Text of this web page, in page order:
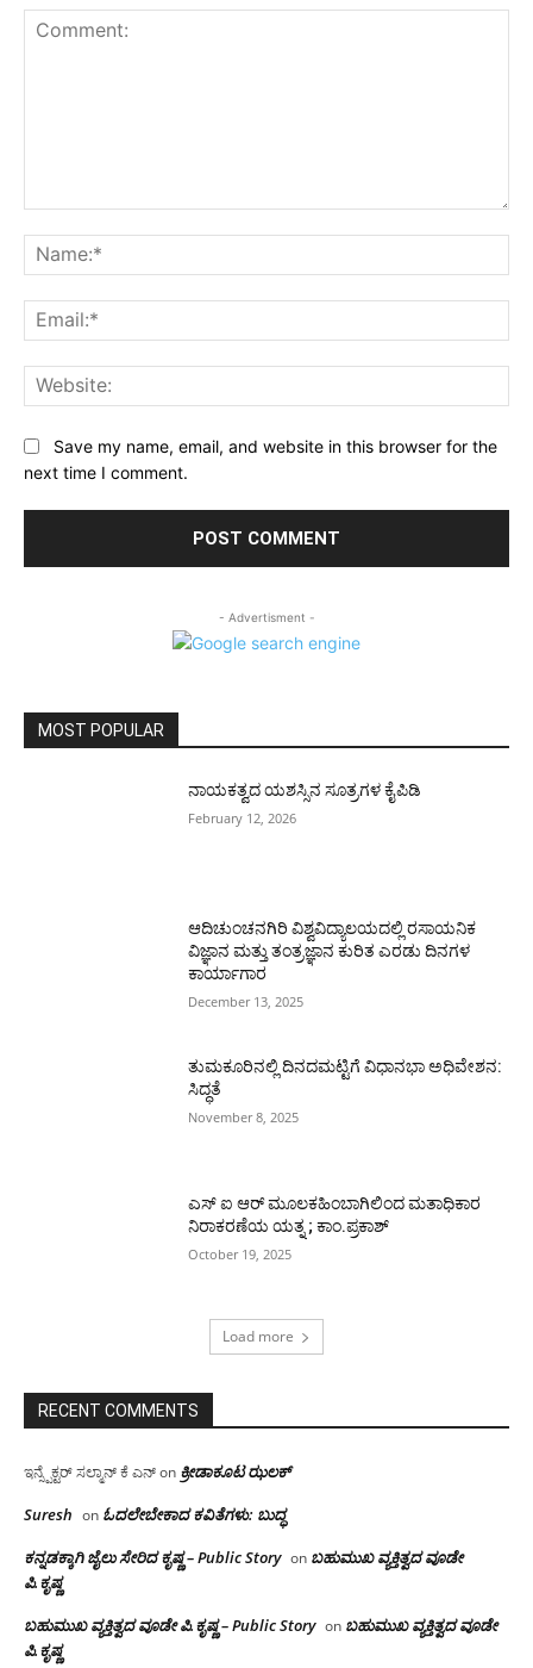
Save my name, email, and website in this browser for the
next time I comment.
- Advertisment -
MOST POPULAR
ನಾಯಕತ್ವದ ಯಶಸ್ಸಿನ ಸೂತ್ರಗಳ ಕೈಪಿಡಿ
February 12, 2026
ಆದಿಚುಂಚನಗಿರಿ ವಿಶ್ವವಿದ್ಯಾಲಯದಲ್ಲಿ ರಸಾಯನಿಕ
ವಿಜ್ಞಾನ ಮತ್ತು ತಂತ್ರಜ್ಞಾನ ಕುರಿತ ಎರಡು ದಿನಗಳ
ಕಾರ್ಯಾಗಾರ
December 13, 2025
ತುಮಕೂರಿನಲ್ಲಿ ದಿನದಮಟ್ಟಿಗೆ ವಿಧಾನಭಾ ಅಧಿವೇಶನ:
ಸಿದ್ಧತೆ
November 8, 2025
ಎಸ್ ಐ ಆರ್ ಮೂಲಕಹಿಂಬಾಗಿಲಿಂದ ಮತಾಧಿಕಾರ
ನಿರಾಕರಣೆಯ ಯತ್ನ ; ಕಾಂ.ಪ್ರಕಾಶ್
October 19, 2025
Load more
RECENT COMMENTS
ಇನ್ಸ್ಪೆಕ್ಟರ್ ಸಲ್ಮಾನ್ ಕೆ ಎನ್on ಕ್ರೀಡಾಕೂಟ ಝಲಕ್
Suresh on ಓದಲೇಬೇಕಾದ‌ ಕವಿತೆಗಳು: ಬುದ್ಧ
ಕನ್ನಡಕ್ಕಾಗಿ ಜೈಲು ಸೇರಿದ ಕೃಷ್ಣ – Public Story on ಬಹುಮುಖ ವ್ಯಕ್ತಿತ್ವದ ವೂಡೇ
ಪಿ.ಕೃಷ್ಣ
ಬಹುಮುಖ ವ್ಯಕ್ತಿತ್ವದ ವೂಡೇ ಪಿ.ಕೃಷ್ಣ – Public Story on ಬಹುಮುಖ ವ್ಯಕ್ತಿತ್ವದ ವೂಡೇ
ಪಿ.ಕೃಷ್ಣ